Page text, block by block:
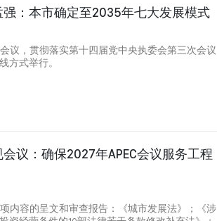
：本市确定至2035年七大发展模式
议，贯彻落实第十四届党中央执委会第三次会议
方式举行。
议：确保2027年APEC会议服务工程
内容的呈文和审查报告：《城市发展法》；《涉